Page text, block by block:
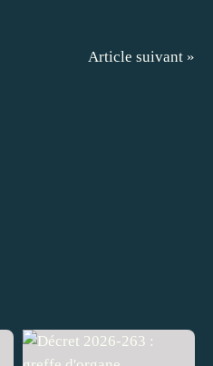
Article suivant »